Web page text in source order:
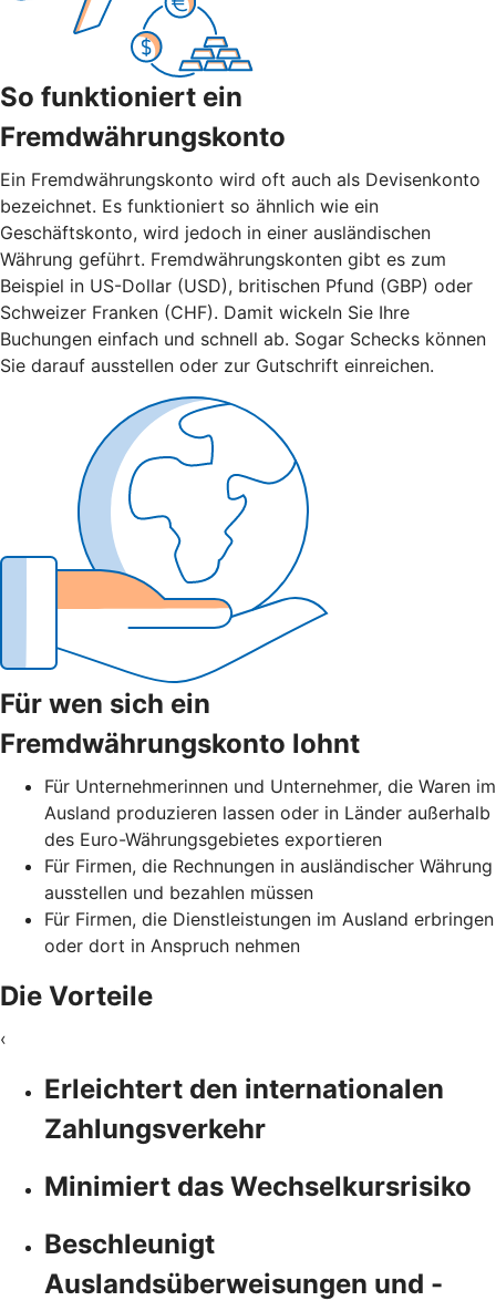
So funktioniert ein
Fremdwährungskonto
Ein Fremdwährungskonto wird oft auch als Devisenkonto
bezeichnet. Es funktioniert so ähnlich wie ein
Geschäftskonto, wird jedoch in einer ausländischen
Währung geführt. Fremdwährungskonten gibt es zum
Beispiel in US-Dollar (USD), britischen Pfund (GBP) oder
Schweizer Franken (CHF). Damit wickeln Sie Ihre
Buchungen einfach und schnell ab. Sogar Schecks können
Sie darauf ausstellen oder zur Gutschrift einreichen.
Für wen sich ein
Fremdwährungskonto lohnt
Für Unternehmerinnen und Unternehmer, die Waren im
Ausland produzieren lassen oder in Länder außerhalb
des Euro-Währungsgebietes exportieren
Für Firmen, die Rechnungen in ausländischer Währung
ausstellen und bezahlen müssen
Für Firmen, die Dienstleistungen im Ausland erbringen
oder dort in Anspruch nehmen
Die Vorteile
‹
Erleichtert den internationalen
Zahlungsverkehr
Minimiert das Wechselkursrisiko
Beschleunigt
Auslandsüberweisungen und -